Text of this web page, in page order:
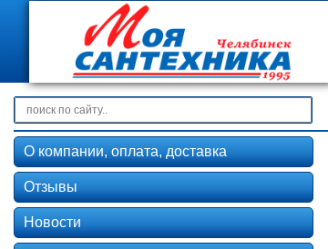
О компании, оплата, доставка
Отзывы
Новости